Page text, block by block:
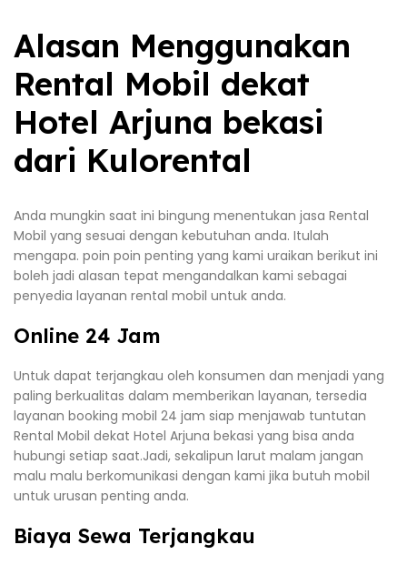
Alasan Menggunakan
Rental Mobil dekat
Hotel Arjuna bekasi
dari Kulorental
Anda mungkin saat ini bingung menentukan jasa Rental
Mobil yang sesuai dengan kebutuhan anda. Itulah
mengapa. poin poin penting yang kami uraikan berikut ini
boleh jadi alasan tepat mengandalkan kami sebagai
penyedia layanan rental mobil untuk anda.
Online 24 Jam
Untuk dapat terjangkau oleh konsumen dan menjadi yang
paling berkualitas dalam memberikan layanan, tersedia
layanan booking mobil 24 jam siap menjawab tuntutan
Rental Mobil dekat Hotel Arjuna bekasi yang bisa anda
hubungi setiap saat.Jadi, sekalipun larut malam jangan
malu malu berkomunikasi dengan kami jika butuh mobil
untuk urusan penting anda.
Biaya Sewa Terjangkau